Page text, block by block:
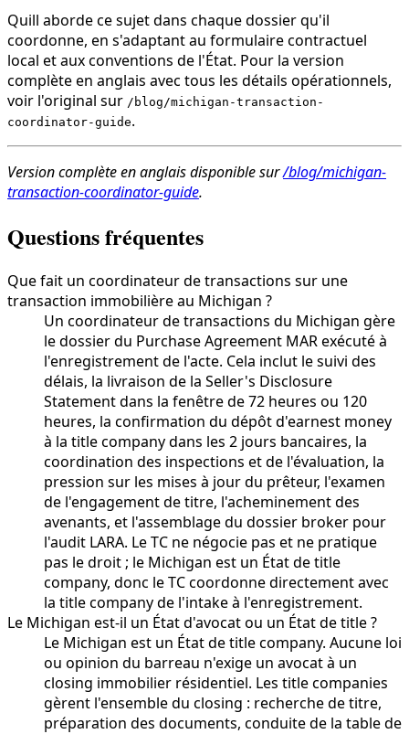
Quill aborde ce sujet dans chaque dossier qu'il
coordonne, en s'adaptant au formulaire contractuel
local et aux conventions de l'État. Pour la version
complète en anglais avec tous les détails opérationnels,
voir l'original sur /blog/michigan-transaction-
coordinator-guide.
Version complète en anglais disponible sur/blog/michigan-
transaction-coordinator-guide.
Questions fréquentes
Que fait un coordinateur de transactions sur une
transaction immobilière au Michigan ?
Un coordinateur de transactions du Michigan gère
le dossier du Purchase Agreement MAR exécuté à
l'enregistrement de l'acte. Cela inclut le suivi des
délais, la livraison de la Seller's Disclosure
Statement dans la fenêtre de 72 heures ou 120
heures, la confirmation du dépôt d'earnest money
à la title company dans les 2 jours bancaires, la
coordination des inspections et de l'évaluation, la
pression sur les mises à jour du prêteur, l'examen
de l'engagement de titre, l'acheminement des
avenants, et l'assemblage du dossier broker pour
l'audit LARA. Le TC ne négocie pas et ne pratique
pas le droit ; le Michigan est un État de title
company, donc le TC coordonne directement avec
la title company de l'intake à l'enregistrement.
Le Michigan est-il un État d'avocat ou un État de title ?
Le Michigan est un État de title company. Aucune loi
ou opinion du barreau n'exige un avocat à un
closing immobilier résidentiel. Les title companies
gèrent l'ensemble du closing : recherche de titre,
préparation des documents, conduite de la table de